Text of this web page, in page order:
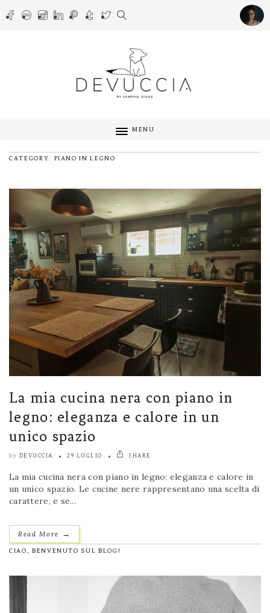
MENU
CATEGORY: PIANO IN LEGNO
La mia cucina nera con piano in
legno: eleganza e calore in un
unico spazio
by DEVUCCIA 29 LUGLIO SHARE
La mia cucina nera con piano in legno: eleganza e calore in
un unico spazio. Le cucine nere rappresentano una scelta di
carattere, e se...
Read More →
CIAO, BENVENUTO SUL BLOG!